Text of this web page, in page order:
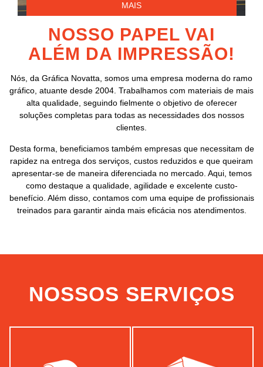
MAIS
NOSSO PAPEL VAI
ALÉM DA IMPRESSÃO!
Nós, da Gráfica Novatta, somos uma empresa moderna do ramo
gráfico, atuante desde 2004. Trabalhamos com materiais de mais
alta qualidade, seguindo fielmente o objetivo de oferecer
soluções completas para todas as necessidades dos nossos
clientes.
Desta forma, beneficiamos também empresas que necessitam de
rapidez na entrega dos serviços, custos reduzidos e que queiram
apresentar-se de maneira diferenciada no mercado. Aqui, temos
como destaque a qualidade, agilidade e excelente custo-
benefício. Além disso, contamos com uma equipe de profissionais
treinados para garantir ainda mais eficácia nos atendimentos.
NOSSOS SERVIÇOS